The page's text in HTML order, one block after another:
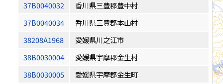
37B0040032
香川県三豊郡豊中村
37B0040034
香川県三豊郡本山村
38208A1968
愛媛県川之江市
38B0030004
愛媛県宇摩郡金生村
38B0030005
愛媛県宇摩郡金生町